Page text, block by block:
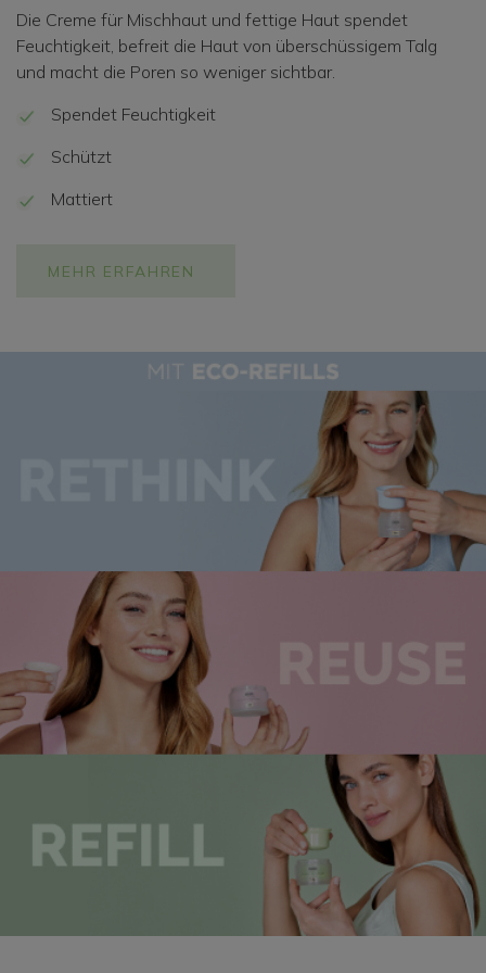
Die Creme für Mischhaut und fettige Haut spendet
Feuchtigkeit, befreit die Haut von überschüssigem Talg
und macht die Poren so weniger sichtbar.
Spendet Feuchtigkeit
Schützt
Mattiert
MEHR ERFAHREN